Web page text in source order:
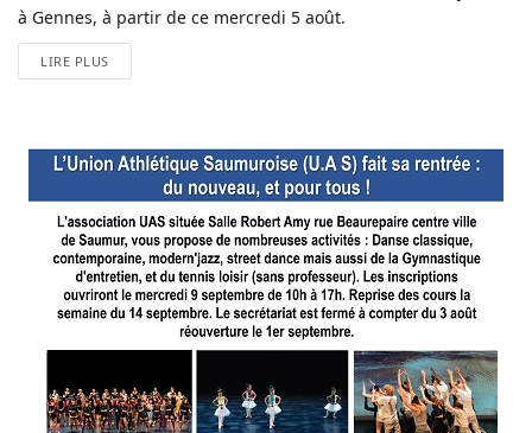
à Gennes, à partir de ce mercredi 5 août.
LIRE PLUS